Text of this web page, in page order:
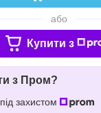
або
Купити з
з Пром?
захистом